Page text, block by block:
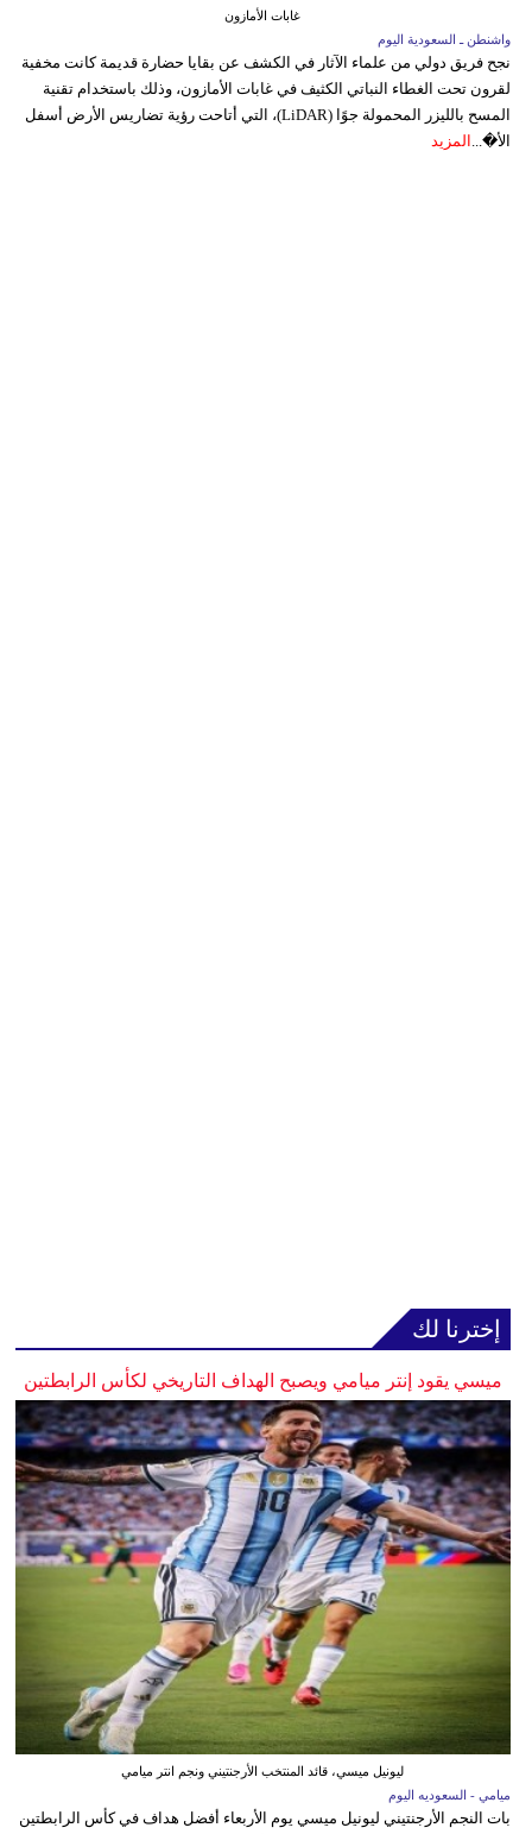
غابات الأمازون
واشنطن ـ السعودية اليوم
نجح فريق دولي من علماء الآثار في الكشف عن بقايا حضارة قديمة كانت مخفية
لقرون تحت الغطاء النباتي الكثيف في غابات الأمازون، وذلك باستخدام تقنية
المسح بالليزر المحمولة جوًا (LiDAR)، التي أتاحت رؤية تضاريس الأرض أسفل
الأ�... المزيد
إخترنا لك
ميسي يقود إنتر ميامي ويصبح الهداف التاريخي لكأس الرابطتين
ليونيل ميسي، قائد المنتخب الأرجنتيني ونجم انتر ميامي
ميامي - السعوديه اليوم
بات النجم الأرجنتيني ليونيل ميسي يوم الأربعاء أفضل هداف في كأس الرابطتين